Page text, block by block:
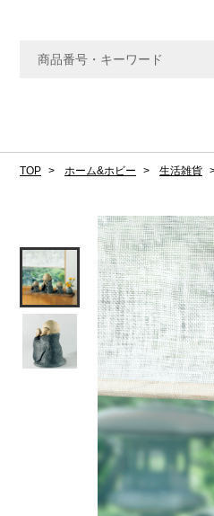
ジャケット
コート
ブルゾン
その他
Tシャツ／カットソー
トレーナー／パーカ
セーター／カーディガン
ジャケット
コート
ブルゾン
その他
Tシャツ／カットソー
シャツ／ブラウス
タンクトップ／キャミソール
トレーナー／パーカ
テーブル／椅子･座椅子
収納家具
その他
ファブリック
クッション／座布団
ブランケット／ソファカバー
カーペット／ラグ／マット
カーテン／のれん／簾
フェイスケア
ボディケア
ヘアケア
ワイン／ビール／酒
その他
TOP ホーム&ホビー 生活雑貨